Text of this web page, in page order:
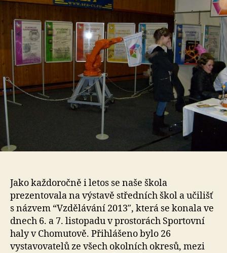
Jako každoročně i letos se naše škola
prezentovala na výstavě středních škol a učilišť
s názvem “Vzdělávání 2013″, která se konala ve
dnech 6. a 7. listopadu v prostorách Sportovní
haly v Chomutově. Přihlášeno bylo 26
vystavovatelů ze všech okolních okresů, mezi